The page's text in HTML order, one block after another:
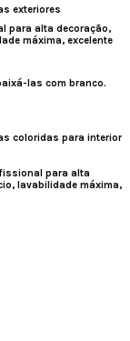
exteriores
para alta decoração,
máxima, excelente
las com branco.
coloridas para interior
para alta
lavabilidade máxima,